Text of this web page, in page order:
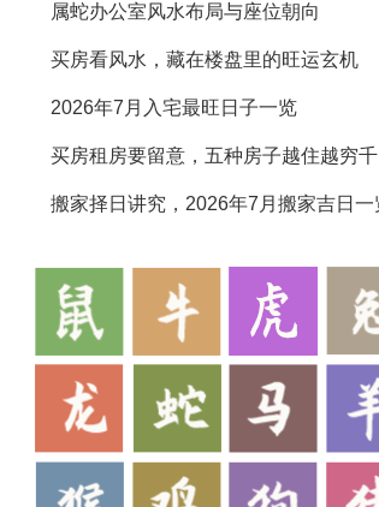
属蛇办公室风水布局与座位朝向
买房看风水，藏在楼盘里的旺运玄机
2026年7月入宅最旺日子一览
搬家择日讲究，2026年7月搬家吉日一